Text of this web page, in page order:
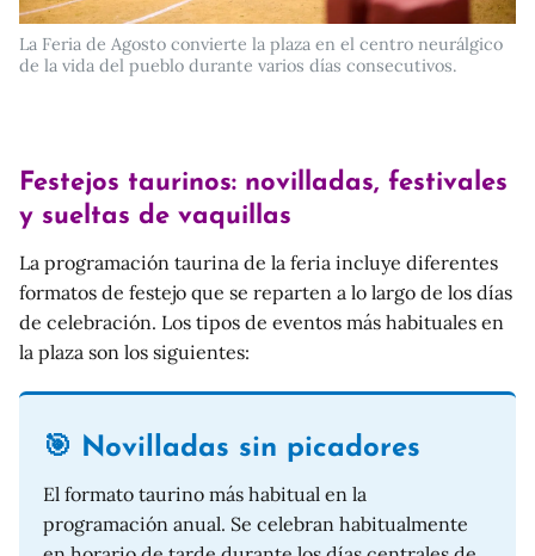
La Feria de Agosto convierte la plaza en el centro neurálgico
de la vida del pueblo durante varios días consecutivos.
Festejos taurinos: novilladas, festivales
y sueltas de vaquillas
La programación taurina de la feria incluye diferentes
formatos de festejo que se reparten a lo largo de los días
de celebración. Los tipos de eventos más habituales en
la plaza son los siguientes:
🎯 Novilladas sin picadores
El formato taurino más habitual en la
programación anual. Se celebran habitualmente